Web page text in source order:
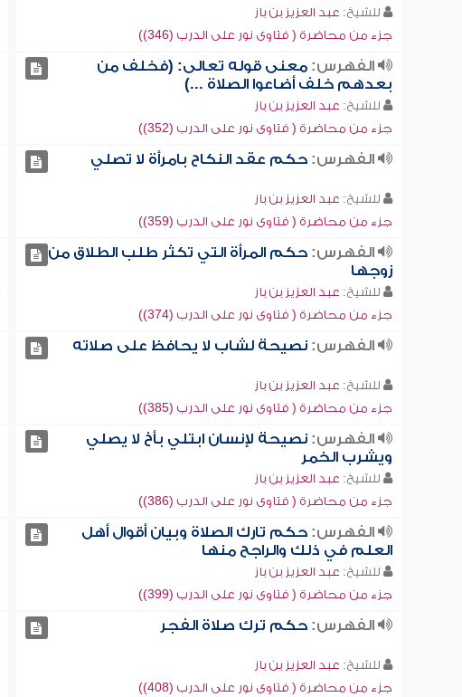
للشيخ: عبد العزيز بن باز
جزء من محاضرة ( فتاوى نور على الدرب (346))
الفهرس:معنى قوله تعالى: (فخلف من
بعدهم خلف أضاعوا الصلاة ...)
للشيخ: عبد العزيز بن باز
جزء من محاضرة ( فتاوى نور على الدرب (352))
الفهرس:حكم عقد النكاح بامرأة لا تصلي
للشيخ: عبد العزيز بن باز
جزء من محاضرة ( فتاوى نور على الدرب (359))
الفهرس:حكم المرأة التي تكثر طلب الطلاق من
زوجها
للشيخ: عبد العزيز بن باز
جزء من محاضرة ( فتاوى نور على الدرب (374))
الفهرس:نصيحة لشاب لا يحافظ على صلاته
للشيخ: عبد العزيز بن باز
جزء من محاضرة ( فتاوى نور على الدرب (385))
الفهرس:نصيحة لإنسان ابتلي بأخ لا يصلي
ويشرب الخمر
للشيخ: عبد العزيز بن باز
جزء من محاضرة ( فتاوى نور على الدرب (386))
الفهرس:حكم تارك الصلاة وبيان أقوال أهل
العلم في ذلك والراجح منها
للشيخ: عبد العزيز بن باز
جزء من محاضرة ( فتاوى نور على الدرب (399))
الفهرس:حكم ترك صلاة الفجر
للشيخ: عبد العزيز بن باز
جزء من محاضرة ( فتاوى نور على الدرب (408))